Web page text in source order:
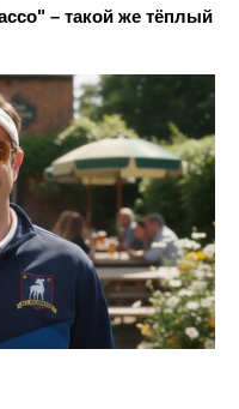
– такой же тёплый